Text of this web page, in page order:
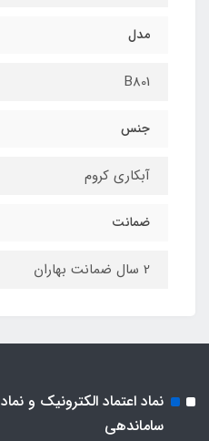
مدل
B801
جنس
آبکاری کروم
ضمانت
2 سال ضمانت بهاران
نماد اعتماد الکترونیک و نماد
ساماندهی